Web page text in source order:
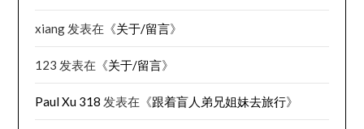
xiang 发表在《关于/留言》
123 发表在《关于/留言》
Paul Xu 318 发表在《跟着盲人弟兄姐妹去旅行》